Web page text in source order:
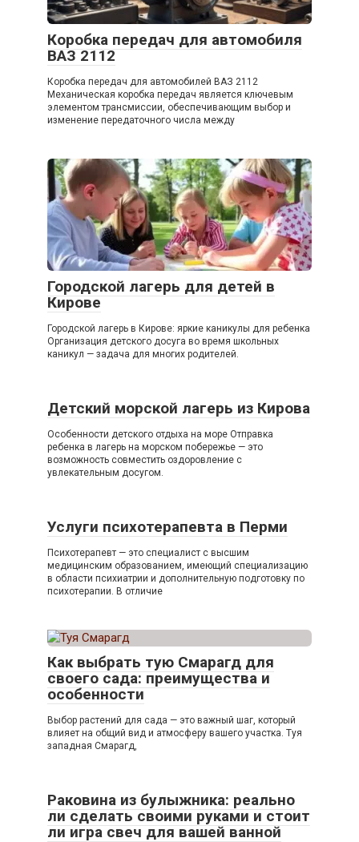
Коробка передач для автомобиля
ВАЗ 2112
Коробка передач для автомобилей ВАЗ 2112
Механическая коробка передач является ключевым
элементом трансмиссии, обеспечивающим выбор и
изменение передаточного числа между
Городской лагерь для детей в
Кирове
Городской лагерь в Кирове: яркие каникулы для ребенка
Организация детского досуга во время школьных
каникул — задача для многих родителей.
Детский морской лагерь из Кирова
Особенности детского отдыха на море Отправка
ребенка в лагерь на морском побережье — это
возможность совместить оздоровление с
увлекательным досугом.
Услуги психотерапевта в Перми
Психотерапевт — это специалист с высшим
медицинским образованием, имеющий специализацию
в области психиатрии и дополнительную подготовку по
психотерапии. В отличие
Как выбрать тую Смарагд для
своего сада: преимущества и
особенности
Выбор растений для сада — это важный шаг, который
влияет на общий вид и атмосферу вашего участка. Туя
западная Смарагд,
Раковина из булыжника: реально
ли сделать своими руками и стоит
ли игра свеч для вашей ванной